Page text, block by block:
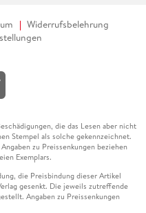
Widerrufsbelehrung
die das Lesen aber nicht
Stempel als solche gekennzeichnet.
zu Preissenkungen beziehen
Exemplars.
die Preisbindung dieser Artikel
gesenkt. Die jeweils zutreffende
Angaben zu Preissenkungen